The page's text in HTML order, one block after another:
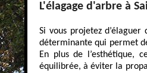
L'élagage d'arbre à
Si vous projetez d’élaguer
déterminante qui permet
En plus de l’esthétique,
équilibrée, à éviter la